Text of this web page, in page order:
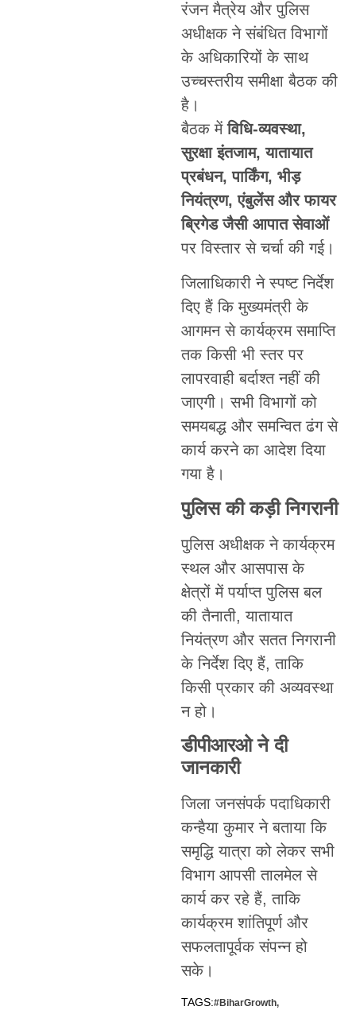
रंजन मैत्रेय और पुलिस
अधीक्षक ने संबंधित विभागों
के अधिकारियों के साथ
उच्चस्तरीय समीक्षा बैठक की
है।
बैठक मेंविधि-व्यवस्था,
सुरक्षा इंतजाम, यातायात
प्रबंधन, पार्किंग, भीड़
नियंत्रण, एंबुलेंस और फायर
ब्रिगेड जैसी आपात सेवाओं
पर विस्तार से चर्चा की गई।
जिलाधिकारी ने स्पष्ट निर्देश
दिए हैं कि मुख्यमंत्री के
आगमन से कार्यक्रम समाप्ति
तक किसी भी स्तर पर
लापरवाही बर्दाश्त नहीं की
जाएगी। सभी विभागों को
समयबद्ध और समन्वित ढंग से
कार्य करने का आदेश दिया
गया है।
पुलिस की कड़ी निगरानी
पुलिस अधीक्षक ने कार्यक्रम
स्थल और आसपास के
क्षेत्रों में पर्याप्त पुलिस बल
की तैनाती, यातायात
नियंत्रण और सतत निगरानी
के निर्देश दिए हैं, ताकि
किसी प्रकार की अव्यवस्था
न हो।
डीपीआरओ ने दी
जानकारी
जिला जनसंपर्क पदाधिकारी
कन्हैया कुमार ने बताया कि
समृद्धि यात्रा को लेकर सभी
विभाग आपसी तालमेल से
कार्य कर रहे हैं, ताकि
कार्यक्रम शांतिपूर्ण और
सफलतापूर्वक संपन्न हो
सके।
TAGS:#BiharGrowth,